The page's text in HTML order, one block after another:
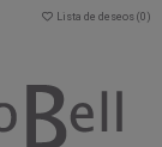
Lista de deseos (0 )